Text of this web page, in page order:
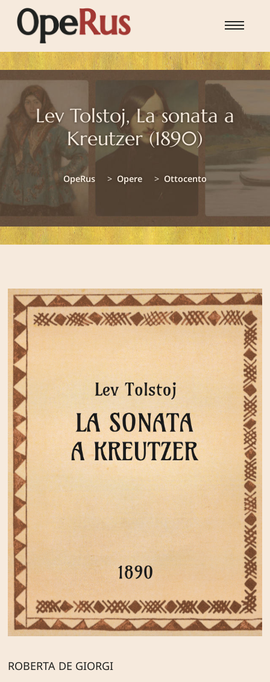
Skip to main content
You are here:
Lev Tolstoj, La sonata a
Kreutzer (1890)
OpeRus Opere Ottocento
ROBERTA DE GIORGI